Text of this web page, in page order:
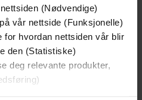
(Nødvendige)
vår nettside (Funksjonelle)
for hvordan nettsiden vår blir
den (Statistiske)
deg relevante produkter,
Jørn Lier Horst
EBOK
romance from the author